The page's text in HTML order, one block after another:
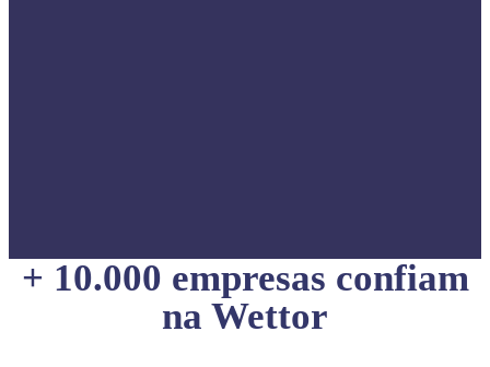
+ 10.000 empresas confiam
na Wettor